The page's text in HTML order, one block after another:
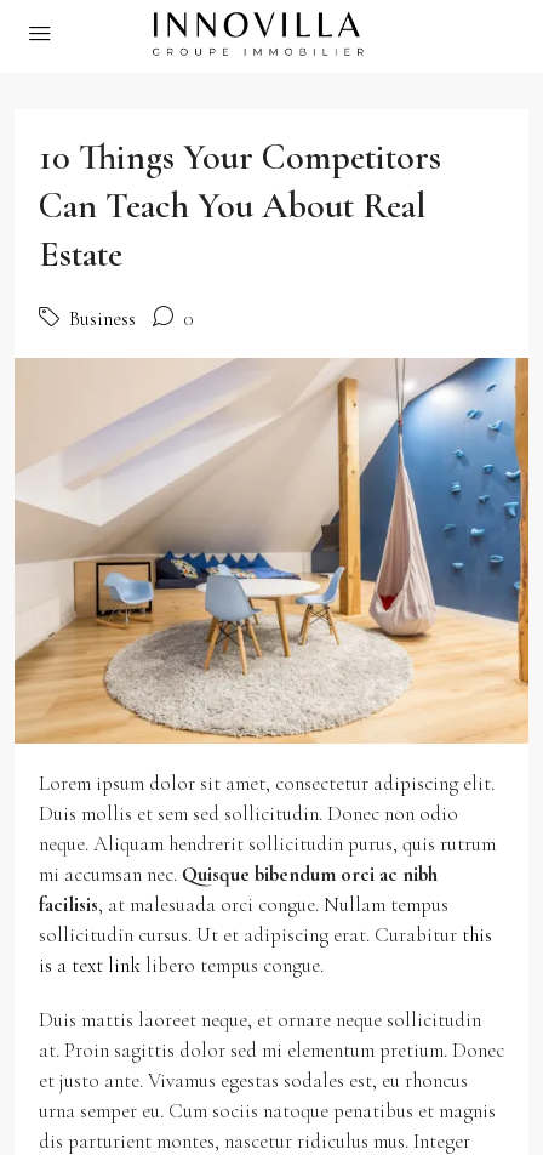
10 Things Your Competitors
Can Teach You About Real
Estate
Business 0
Lorem ipsum dolor sit amet, consectetur adipiscing elit.
Duis mollis et sem sed sollicitudin. Donec non odio
neque. Aliquam hendrerit sollicitudin purus, quis rutrum
mi accumsan nec.Quisque bibendum orci ac nibh
facilisis, at malesuada orci congue. Nullam tempus
sollicitudin cursus. Ut et adipiscing erat. Curabitur this
is a text link libero tempus congue.
Duis mattis laoreet neque, et ornare neque sollicitudin
at. Proin sagittis dolor sed mi elementum pretium. Donec
et justo ante. Vivamus egestas sodales est, eu rhoncus
urna semper eu. Cum sociis natoque penatibus et magnis
dis parturient montes, nascetur ridiculus mus. Integer